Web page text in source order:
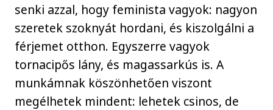
senki azzal, hogy feminista vagyok: nagyon
szeretek szoknyát hordani, és kiszolgálni a
férjemet otthon. Egyszerre vagyok
tornacipős lány, és magassarkús is. A
munkámnak köszönhetően viszont
megélhetek mindent: lehetek csinos, de